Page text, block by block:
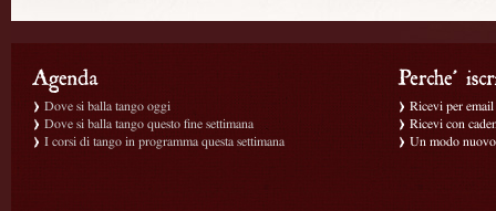
Dove si balla tango oggi
Dove si balla tango questo fine settimana
I corsi di tango in programma questa settimana
Ricevi per
Ricevi con
Un modo